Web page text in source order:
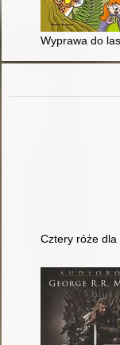
Wyprawa do
Cztery róże